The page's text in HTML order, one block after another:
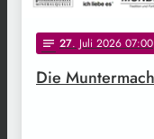
notes 27. Juli 2026 07:00
Die